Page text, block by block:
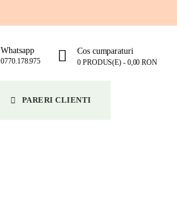
Whatsapp
0770.178.975
Cos cumparaturi
0 PRODUS(E) - 0,00 RON
PARERI CLIENTI